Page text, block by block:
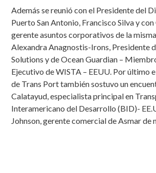
Además se reunió con el Presidente del
Puerto San Antonio, Francisco Silva y
gerente asuntos corporativos de la
Alexandra Anagnostis-Irons, Presidente
Solutions y de Ocean Guardian –
Ejecutivo de WISTA – EEUU. Por último
de Trans Port también sostuvo un
Calatayud, especialista principal en
Interamericano del Desarrollo (BID)-
Johnson, gerente comercial de Asmar de